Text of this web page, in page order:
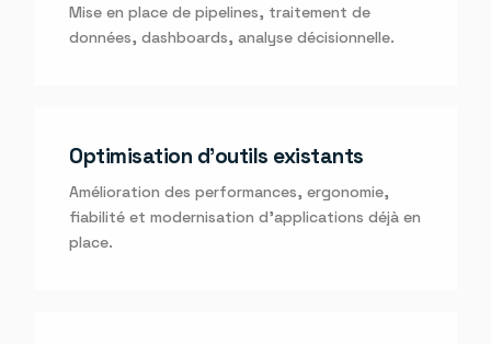
Mise en place de pipelines, traitement de
données, dashboards, analyse décisionnelle.
Optimisation d’outils existants
Amélioration des performances, ergonomie,
fiabilité et modernisation d’applications déjà en
place.